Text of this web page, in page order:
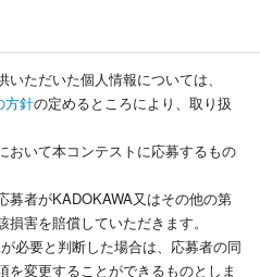
ただいた個人情報については、
方針の定めるところにより、取り扱
おいて本コンテストに応募するもの
募者がKADOKAWA又はその他の第
害を賠償していただきます。
必要と判断した場合は、応募者の同
を変更することができるものとしま